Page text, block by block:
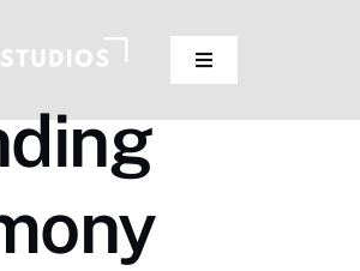
Toggle
Navigation